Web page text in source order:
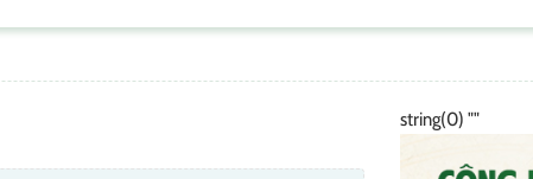
string(0) ""